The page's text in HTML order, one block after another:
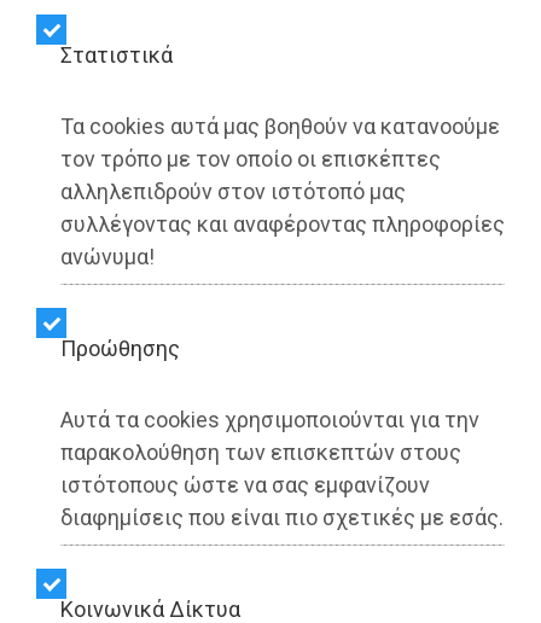
Στατιστικά
Τα cookies αυτά μας βοηθούν να κατανοούμε
τον τρόπο με τον οποίο οι επισκέπτες
αλληλεπιδρούν στον ιστότοπό μας
συλλέγοντας και αναφέροντας πληροφορίες
ανώνυμα!
Προώθησης
Αυτά τα cookies χρησιμοποιούνται για την
παρακολούθηση των επισκεπτών στους
ιστότοπους ώστε να σας εμφανίζουν
διαφημίσεις που είναι πιο σχετικές με εσάς.
Kοινωνικά Δίκτυα
Κωστής Σμέρος: «Όχι στο
κλείσιμο των ΕΛΤΑ και
των Πολεοδομιών»
Share:
Dimotisnews | 05/11/2025 - 18:25
▶️ Ακούστε το κείμενο